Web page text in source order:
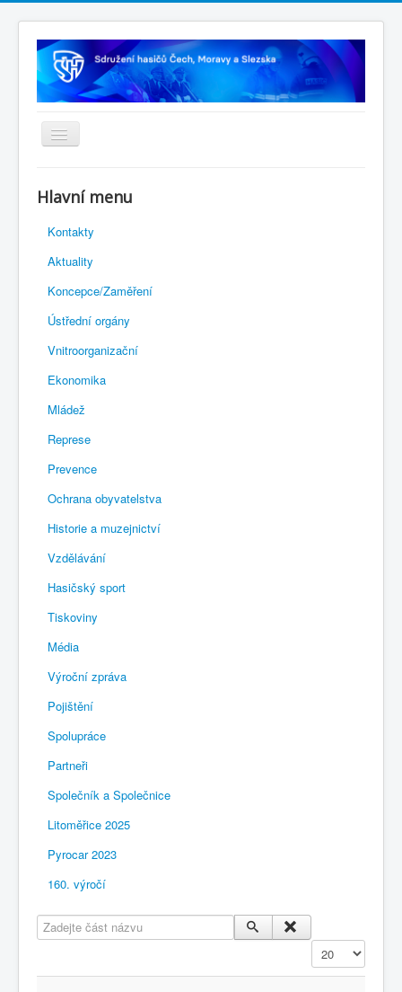
Rejstřík sportu
Novelizace Stanov SH ČMS
Plán činnosti 2026
Kalendář akcí
Výhody pro členy
Portál REDENOX
Hlavní menu
Kontakty
Aktuality
Koncepce/Zaměření
Ústřední orgány
Vnitroorganizační
Ekonomika
Mládež
Represe
Prevence
Ochrana obyvatelstva
Historie a muzejnictví
Vzdělávání
Hasičský sport
Tiskoviny
Média
Výroční zpráva
Pojištění
Spolupráce
Partneři
Společník a Společnice
Litoměřice 2025
Pyrocar 2023
160. výročí
Zadejte část názvu
Zobrazit